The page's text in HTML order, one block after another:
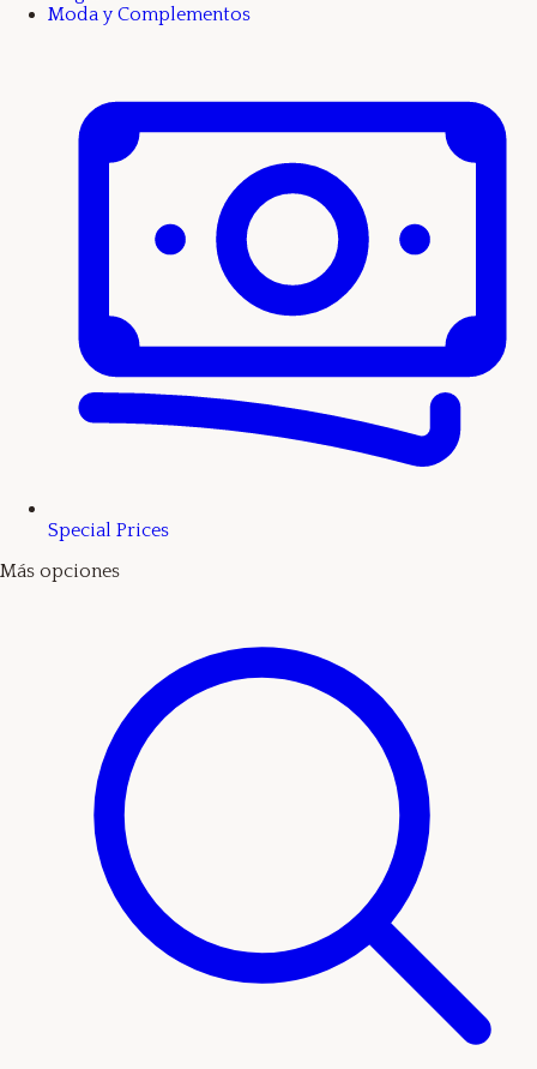
Moda y Complementos
Special Prices
Más opciones